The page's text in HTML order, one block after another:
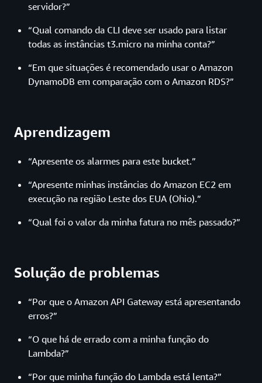
servidor?”
“Qual comando da CLI deve ser usado para listar
todas as instâncias t3.micro na minha conta?”
“Em que situações é recomendado usar o Amazon
DynamoDB em comparação com o Amazon RDS?”
Aprendizagem
“Apresente os alarmes para este bucket.”
“Apresente minhas instâncias do Amazon EC2 em
execução na região Leste dos EUA (Ohio).”
“Qual foi o valor da minha fatura no mês passado?”
Solução de problemas
“Por que o Amazon API Gateway está apresentando
erros?”
“O que há de errado com a minha função do
Lambda?”
“Por que minha função do Lambda está lenta?”